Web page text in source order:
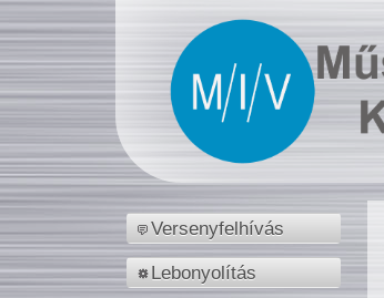
Versenyfelhívás
Lebonyolítás